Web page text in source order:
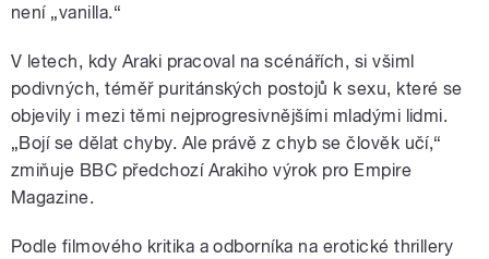
není „vanilla.“
V letech, kdy Araki pracoval na scénářích, si všiml
podivných, téměř puritánských postojů k sexu, které se
objevily i mezi těmi nejprogresivnějšími mladými lidmi.
„Bojí se dělat chyby. Ale právě z chyb se člověk učí,“
zmiňuje BBC předchozí Arakiho výrok pro Empire
Magazine.
Podle filmového kritika a odborníka na erotické thrillery